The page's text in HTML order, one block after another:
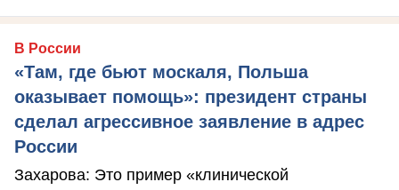
В России
«Там, где бьют москаля, Польша
оказывает помощь»: президент страны
сделал агрессивное заявление в адрес
России
Захарова: Это пример «клинической